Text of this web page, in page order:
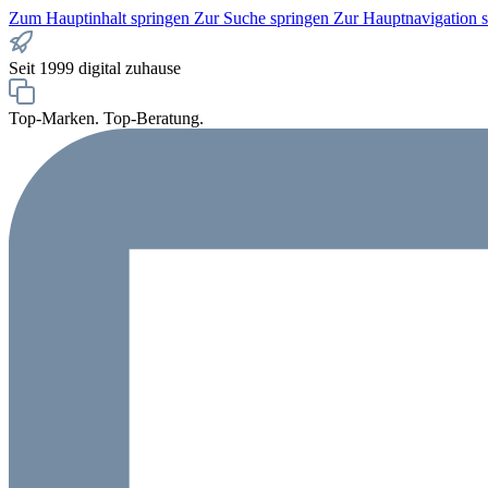
Zum Hauptinhalt springen Zur Suche springen Zur Hauptnavigation
Seit 1999 digital zuhause
Top-Marken. Top-Beratung.